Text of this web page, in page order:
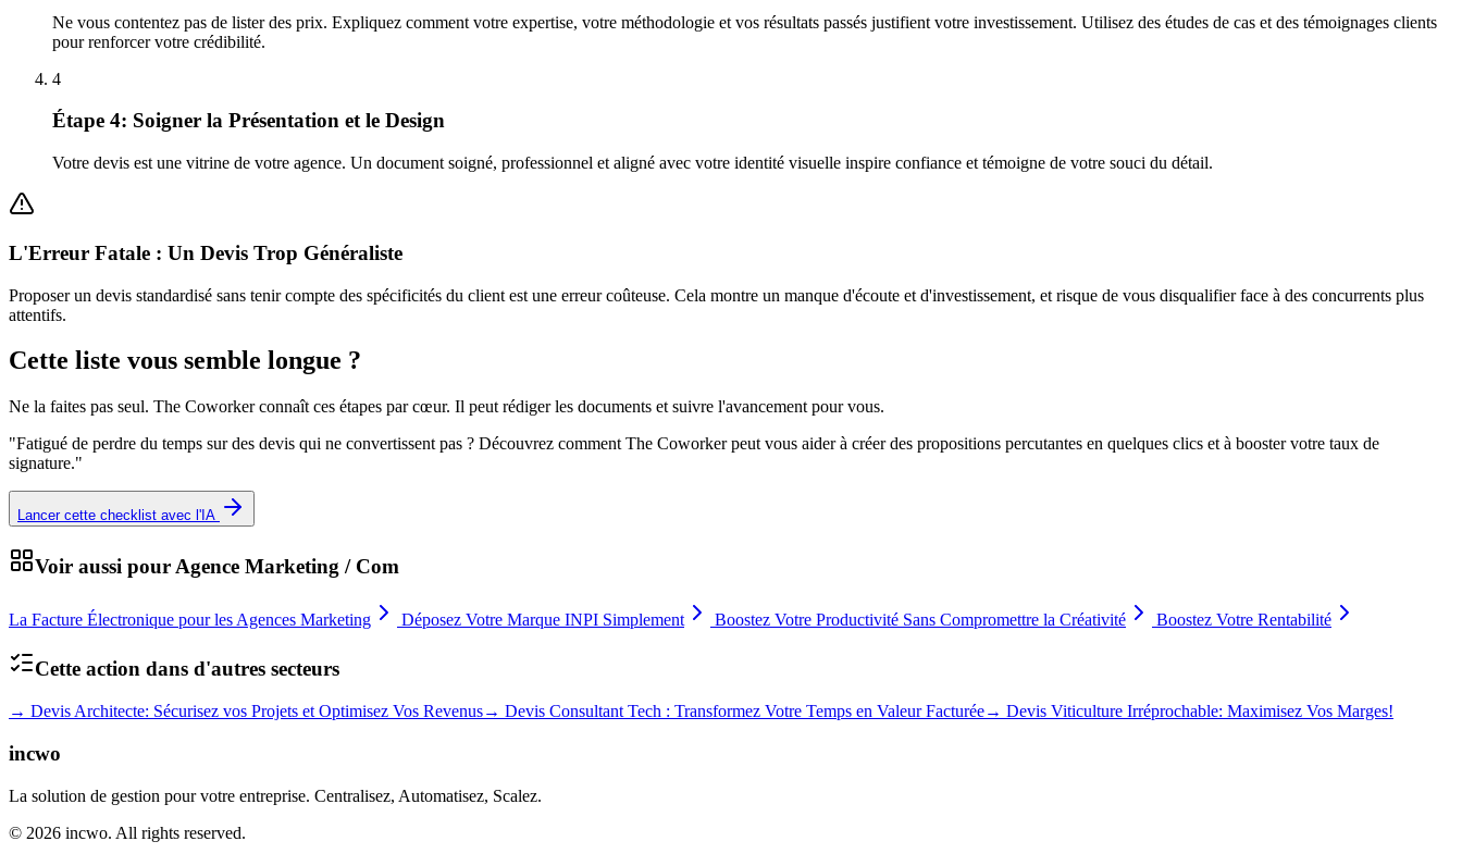
Ne vous contentez pas de lister des prix. Expliquez comment votre expertise, votre méthodologie et vos résultats passés justifient votre investissement. Utilisez des études de cas et des témoignages clients
pour renforcer votre crédibilité.
4
Étape 4: Soigner la Présentation et le Design
Votre devis est une vitrine de votre agence. Un document soigné, professionnel et aligné avec votre identité visuelle inspire confiance et témoigne de votre souci du détail.
L'Erreur Fatale : Un Devis Trop Généraliste
Proposer un devis standardisé sans tenir compte des spécificités du client est une erreur coûteuse. Cela montre un manque d'écoute et d'investissement, et risque de vous disqualifier face à des concurrents plus
attentifs.
Cette liste vous semble longue ?
Ne la faites pas seul. The Coworker connaît ces étapes par cœur. Il peut rédiger les documents et suivre l'avancement pour vous.
"Fatigué de perdre du temps sur des devis qui ne convertissent pas ? Découvrez comment The Coworker peut vous aider à créer des propositions percutantes en quelques clics et à booster votre taux de
signature."
Lancer cette checklist avec l'IA
Voir aussi pour Agence Marketing / Com
La Facture Électronique pour les Agences Marketing Déposez Votre Marque INPI Simplement Boostez Votre Productivité Sans Compromettre la Créativité Boostez Votre Rentabilité
Cette action dans d'autres secteurs
→ Devis Architecte: Sécurisez vos Projets et Optimisez Vos Revenus→ Devis Consultant Tech : Transformez Votre Temps en Valeur Facturée→ Devis Viticulture Irréprochable: Maximisez Vos Marges!
incwo
La solution de gestion pour votre entreprise. Centralisez, Automatisez, Scalez.
© 2026 incwo. All rights reserved.